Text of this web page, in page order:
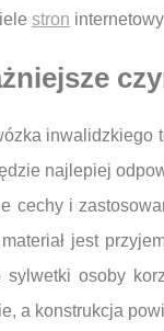
stron
inwalidzkiego
najlepiej
cechy i
jest
sylwetki osoby
a konstrukcja